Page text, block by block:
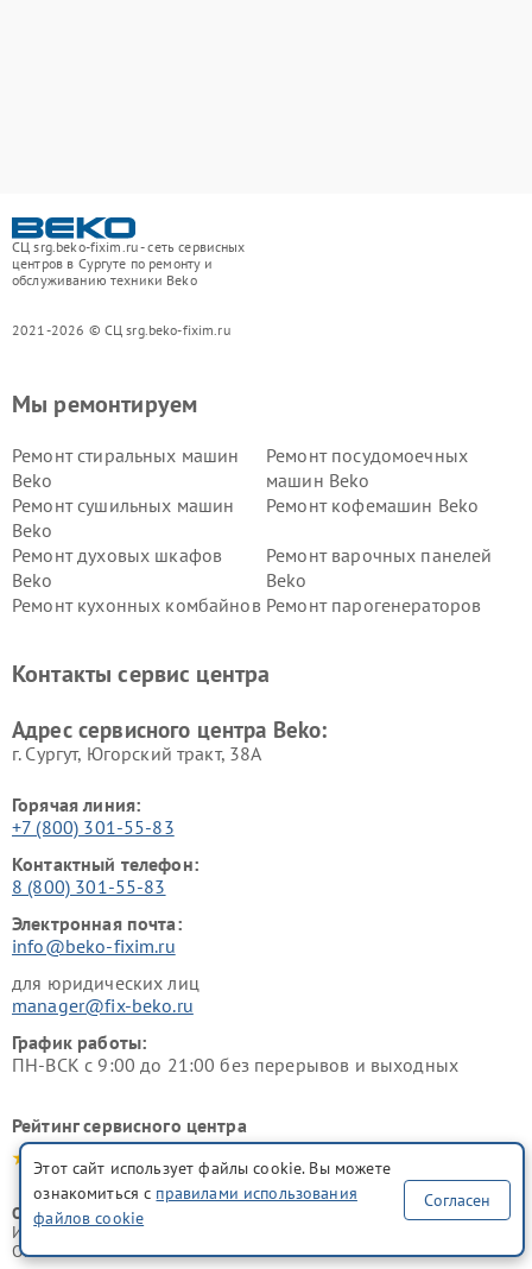
СЦ srg.beko-fixim.ru - сеть сервисных
центров в Сургуте по ремонту и
обслуживанию техники Beko
2021-2026 © СЦ srg.beko-fixim.ru
Мы ремонтируем
Ремонт стиральных машин
Beko
Ремонт посудомоечных
машин Beko
Ремонт сушильных машин
Beko
Ремонт кофемашин Beko
Ремонт духовых шкафов
Beko
Ремонт варочных панелей
Beko
Ремонт кухонных комбайнов Ремонт парогенераторов
Ремонт холодильников Beko Ремонт морозильных камер
Контакты сервис центра
Адрес сервисного центра Beko:
г. Сургут, Югорский тракт, 38А
Горячая линия:
+7 (800) 301-55-83
Контактный телефон:
8 (800) 301-55-83
Электронная почта:
info@beko-fixim.ru
для юридических лиц
manager@fix-beko.ru
График работы:
ПН-ВСК с 9:00 до 21:00 без перерывов и выходных
Рейтинг сервисного центра
ООО "Русервис"
ИНН 7702633247
ОГРН 1077746335776
Этот сайт использует файлы cookie. Вы можете
ознакомиться с правилами использования
файлов cookie
Согласен